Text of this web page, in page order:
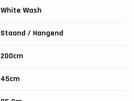
White Wash
Staand / Hangend
200cm
45cm